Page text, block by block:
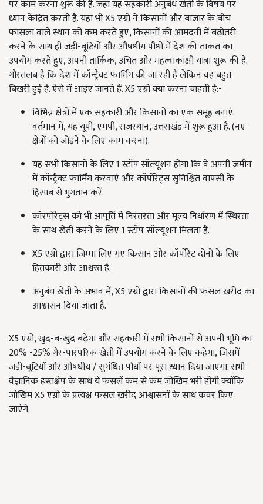
पर काम करना शुरू की है. जहां यह सहकारी अनुबंध खेती के विषय पर
ध्यान केंद्रित करती है. यहां भी X5 एग्रो ने किसानों और बाजार के बीच
फासला वाले स्थान को कम करते हुए, किसानों की आमदनी में बढ़ोतरी
करने के साथ ही जड़ी-बूटियों और औषधीय पौधों में देश की ताकत का
उपयोग करते हुए, अपनी तार्किक, उचित और महत्वाकांक्षी यात्रा शुरू की है.
गौरतलब है कि देश में कॉन्ट्रैक्ट फार्मिंग की जा रही है लेकिन वह बहुत
बिखरी हुई है. ऐसे में आइए जानते हैं. X5 एग्रो क्या करना चाहती है:-
विभिन्न क्षेत्रों में एक सहकारी और किसानों का एक समूह बनाएं.
वर्तमान में, यह यूपी, एमपी, राजस्थान, उत्तराखंड में शुरू हुआ है. (नए
क्षेत्रों को जोड़ने के लिए काम करना).
यह सभी किसानों के लिए 1 स्टॉप सॉल्यूशन होगा कि वे अपनी जमीन
में कॉन्ट्रैक्ट फार्मिंग करवाएं और कॉर्पोरेट्स सुनिश्चित वापसी के
हिसाब से भुगतान करें.
कॉरपोरेट्स को भी आपूर्ति में निरंतरता और मूल्य निर्धारण में स्थिरता
के साथ खेती करने के लिए 1 स्टॉप सॉल्यूशन मिलता है.
X5 एग्रो द्वारा जिम्मा लिए गए किसान और कॉर्पोरेट दोनों के लिए
हितकारी और आश्वस्त हैं.
अनुबंध खेती के अभाव में, X5 एग्रो द्वारा किसानों की फसल खरीद का
आश्वासन दिया जाता है.
X5 एग्रो, खुद-ब-खुद बढ़ेगा और सहकारी में सभी किसानों से अपनी भूमि का
20% -25% गैर-पारंपरिक खेती में उपयोग करने के लिए कहेगा, जिसमें
जड़ी-बूटियों और औषधीय / सुगंधित पौधों पर पूरा ध्यान दिया जाएगा. सभी
वैज्ञानिक हस्तक्षेप के साथ ये फसलें कम से कम जोखिम भरी होंगी क्योंकि
जोखिम X5 एग्रो के प्रत्यक्ष फसल खरीद आश्वासनों के साथ कवर किए
जाएंगे.